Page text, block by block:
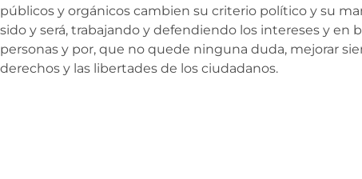
públicos y orgánicos cambien su criterio político y su
sido y será, trabajando y defendiendo los intereses y en
personas y por, que no quede ninguna duda, mejorar
derechos y las libertades de los ciudadanos.